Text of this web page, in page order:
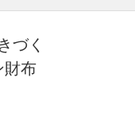
づく
財布